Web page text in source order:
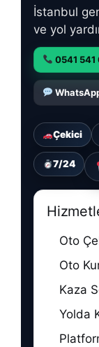
İstanbul
ve yol
0541 541
Çekici
7/24
Oto
Oto
Kaza
Yolda